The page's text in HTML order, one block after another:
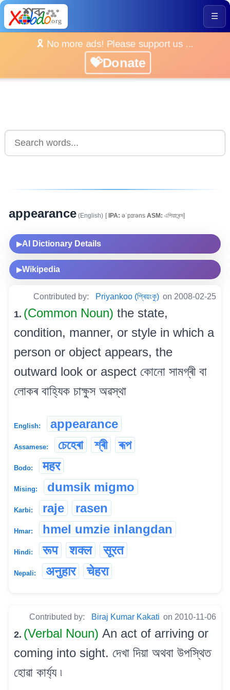
☰
🎗️ No more ads! Please support us ...
💝Donate
appearance (English) [IPA: əˈpɪrəns ASM: এপিয়াৰেন্স]
▶AI Dictionary Details
▶Wikipedia
Contributed by: Priyankoo (প্ৰিয়ংকু) on 2008-02-25
1. (Common Noun) the state,
condition, manner, or style in which a
person or object appears, the
outward look or aspect কোনো সামগ্ৰী বা
লোকৰ বাহ্যিক চাক্ষুস অৱস্থা
English: appearance
Assamese: চেহেৰা শ্ৰী ৰূপ
Bodo: महर
Mising: dumsik migmo
Karbi: raje rasen
Hmar: hmel umzie inlangdan
Hindi: रूप शक्ल सूरत
Nepali: अनुहार चेहरा
Contributed by: Biraj Kumar Kakati on 2010-11-06
2. (Verbal Noun) An act of arriving or
coming into sight. দেখা দিয়া অথবা উপস্থিত
হোৱা কাৰ্য্য ৷